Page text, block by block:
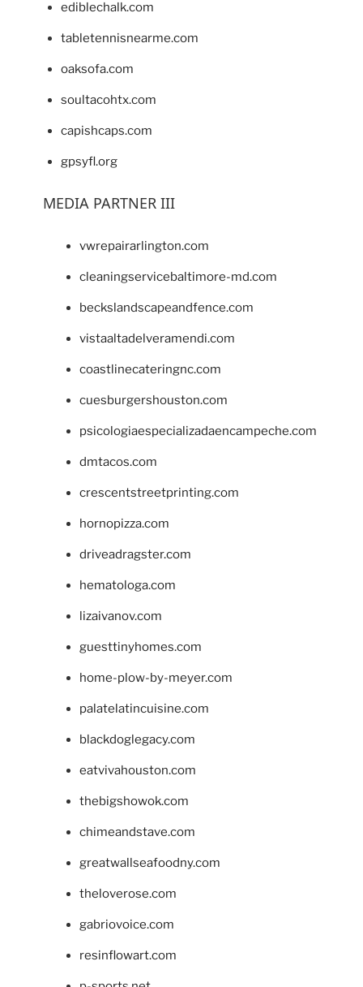
ediblechalk.com
tabletennisnearme.com
oaksofa.com
soultacohtx.com
capishcaps.com
gpsyfl.org
MEDIA PARTNER III
vwrepairarlington.com
cleaningservicebaltimore-md.com
beckslandscapeandfence.com
vistaaltadelveramendi.com
coastlinecateringnc.com
cuesburgershouston.com
psicologiaespecializadaencampeche.com
dmtacos.com
crescentstreetprinting.com
hornopizza.com
driveadragster.com
hematologa.com
lizaivanov.com
guesttinyhomes.com
home-plow-by-meyer.com
palatelatincuisine.com
blackdoglegacy.com
eatvivahouston.com
thebigshowok.com
chimeandstave.com
greatwallseafoodny.com
theloverose.com
gabriovoice.com
resinflowart.com